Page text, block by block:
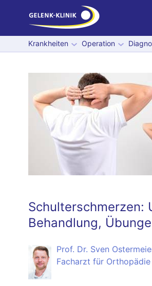
Krankheiten Operation
Schulterschmerzen:
Behandlung,
Prof. Dr. Sven
Facharzt für